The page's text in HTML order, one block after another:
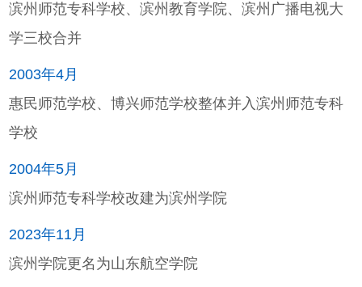
滨州师范专科学校、滨州教育学院、滨州广播电视大
学三校合并
2003年4月
惠民师范学校、博兴师范学校整体并入滨州师范专科
学校
2004年5月
滨州师范专科学校改建为滨州学院
2023年11月
滨州学院更名为山东航空学院